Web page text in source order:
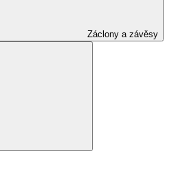
Záclony a závěsy